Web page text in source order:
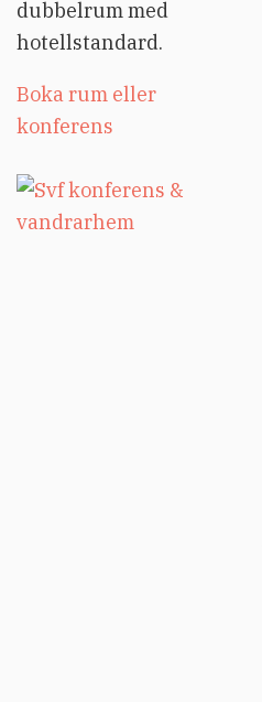
dubbelrum med
hotellstandard.
Boka rum eller
konferens